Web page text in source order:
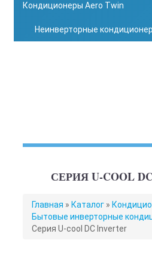
Кондиционеры Aero Twin
Неинверторные
СЕРИЯ U-COOL
ВЫ
ЗДЕСЬ
Главная » Каталог »
Бытовые инверторные
Серия U-cool DC Inverter